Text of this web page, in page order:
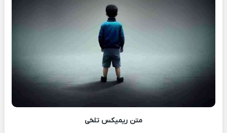
متن ریمیکس تلخی